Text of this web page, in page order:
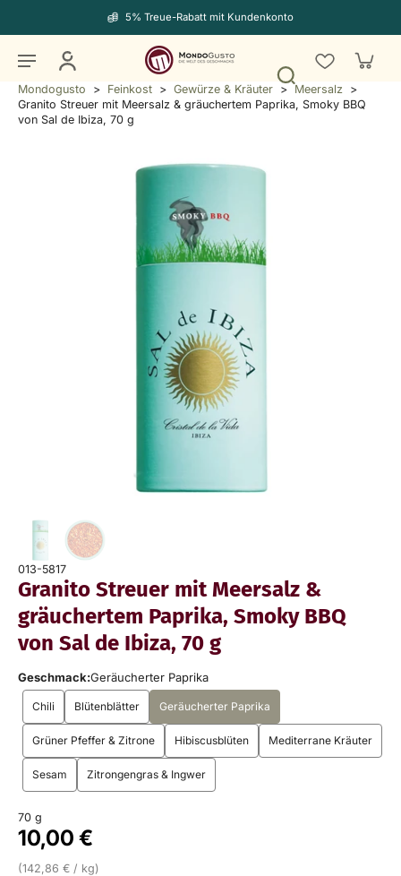
5% Treue-Rabatt mit Kundenkonto
Mondogusto > Feinkost > Gewürze & Kräuter > Meersalz >
Granito Streuer mit Meersalz & gräuchertem Paprika, Smoky BBQ
von Sal de Ibiza, 70 g
013-5817
Granito Streuer mit Meersalz &
gräuchertem Paprika, Smoky BBQ
von Sal de Ibiza, 70 g
Geschmack:Geräucherter Paprika
Chili Blütenblätter Geräucherter Paprika
Grüner Pfeffer & Zitrone Hibiscusblüten Mediterrane Kräuter
Sesam Zitrongengras & Ingwer
70 g
10,00 €
(142,86 € / kg)